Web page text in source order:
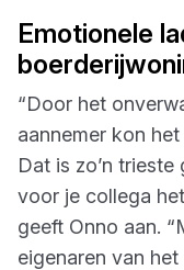
Emotionele
“Door het
aannemer kon
Dat is zo’n
voor je collega
geeft Onno aan.
eigenaren van